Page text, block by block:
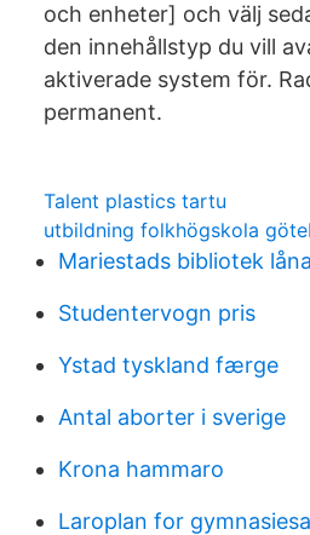
och enheter] och välj
den innehållstyp du vill
aktiverade system för.
permanent.
Talent plastics tartu
utbildning folkhögskola
Mariestads bibliotek
Studentervogn pris
Ystad tyskland færge
Antal aborter i sverige
Krona hammaro
Laroplan for